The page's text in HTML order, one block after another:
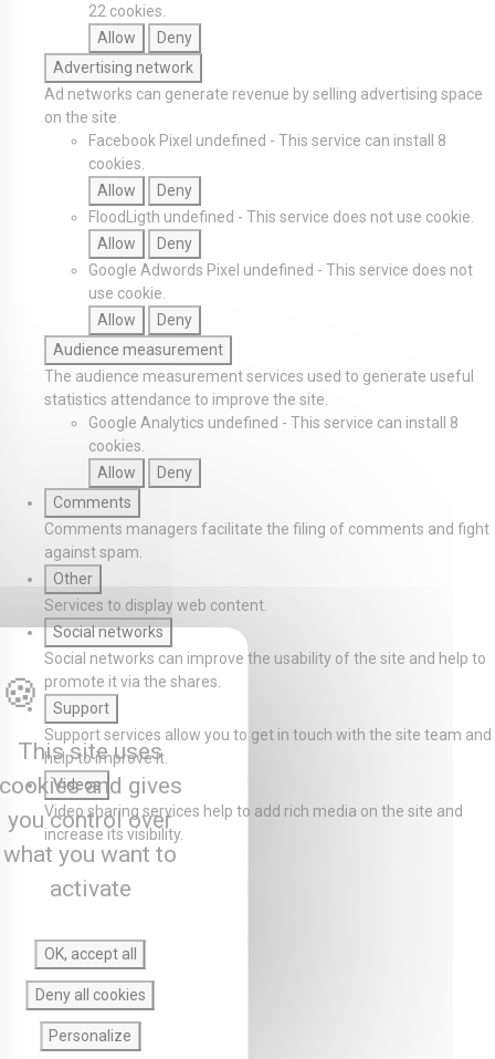
22 cookies.
Allow
Deny
Advertising network
Ad networks can generate revenue by selling advertising space
on the site.
Facebook Pixel undefined - This service can install 8
cookies.
Allow
Deny
FloodLigth undefined - This service does not use cookie.
Allow
Deny
Google Adwords Pixel undefined - This service does not
use cookie.
Allow
Deny
Audience measurement
The audience measurement services used to generate useful
statistics attendance to improve the site.
Google Analytics undefined - This service can install 8
cookies.
Allow
Deny
Comments
Comments managers facilitate the filing of comments and fight
against spam.
Other
Services to display web content.
Social networks
Social networks can improve the usability of the site and help to
promote it via the shares.
Support
Support services allow you to get in touch with the site team and
help to improve it.
Videos
Video sharing services help to add rich media on the site and
increase its visibility.
This site uses
and gives
you control over
what you want to
activate
OK, accept all
Deny all cookies
Personalize